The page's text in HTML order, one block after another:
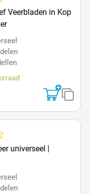
Veerbladen in Kop
van 0 van 5 sterren
universeel |